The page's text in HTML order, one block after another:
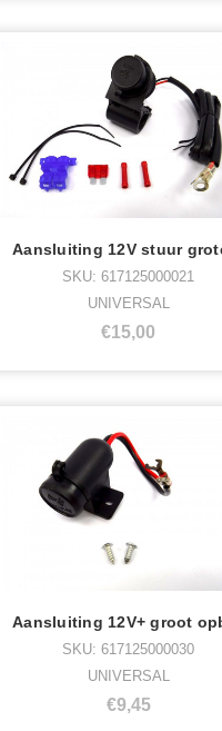
SKU: 617125000021
UNIVERSAL
€15,00
SKU: 617125000030
UNIVERSAL
€9,45